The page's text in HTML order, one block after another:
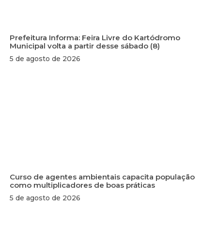
Prefeitura Informa: Feira Livre do Kartódromo
Municipal volta a partir desse sábado (8)
5 de agosto de 2026
Curso de agentes ambientais capacita população
como multiplicadores de boas práticas
5 de agosto de 2026